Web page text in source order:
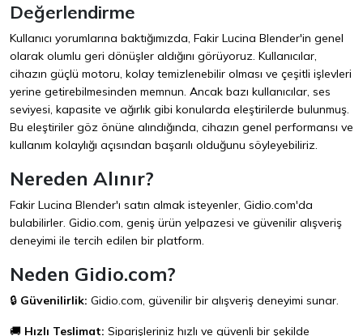
Değerlendirme
Kullanıcı yorumlarına baktığımızda, Fakir Lucina Blender'in genel
olarak olumlu geri dönüşler aldığını görüyoruz. Kullanıcılar,
cihazın güçlü motoru, kolay temizlenebilir olması ve çeşitli işlevleri
yerine getirebilmesinden memnun. Ancak bazı kullanıcılar, ses
seviyesi, kapasite ve ağırlık gibi konularda eleştirilerde bulunmuş.
Bu eleştiriler göz önüne alındığında, cihazın genel performansı ve
kullanım kolaylığı açısından başarılı olduğunu söyleyebiliriz.
Nereden Alınır?
Fakir Lucina Blender'ı satın almak isteyenler, Gidio.com'da
bulabilirler. Gidio.com, geniş ürün yelpazesi ve güvenilir alışveriş
deneyimi ile tercih edilen bir platform.
Neden Gidio.com?
🔒 Güvenilirlik: Gidio.com, güvenilir bir alışveriş deneyimi sunar.
🚚 Hızlı Teslimat: Siparişleriniz hızlı ve güvenli bir şekilde